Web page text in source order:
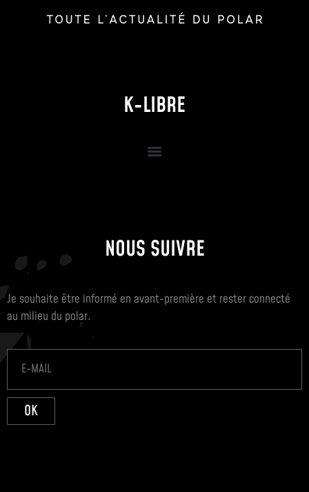
K-LIBRE
NOUS SUIVRE
Je souhaite être informé en avant-première et rester connecté
au milieu du polar.
OK